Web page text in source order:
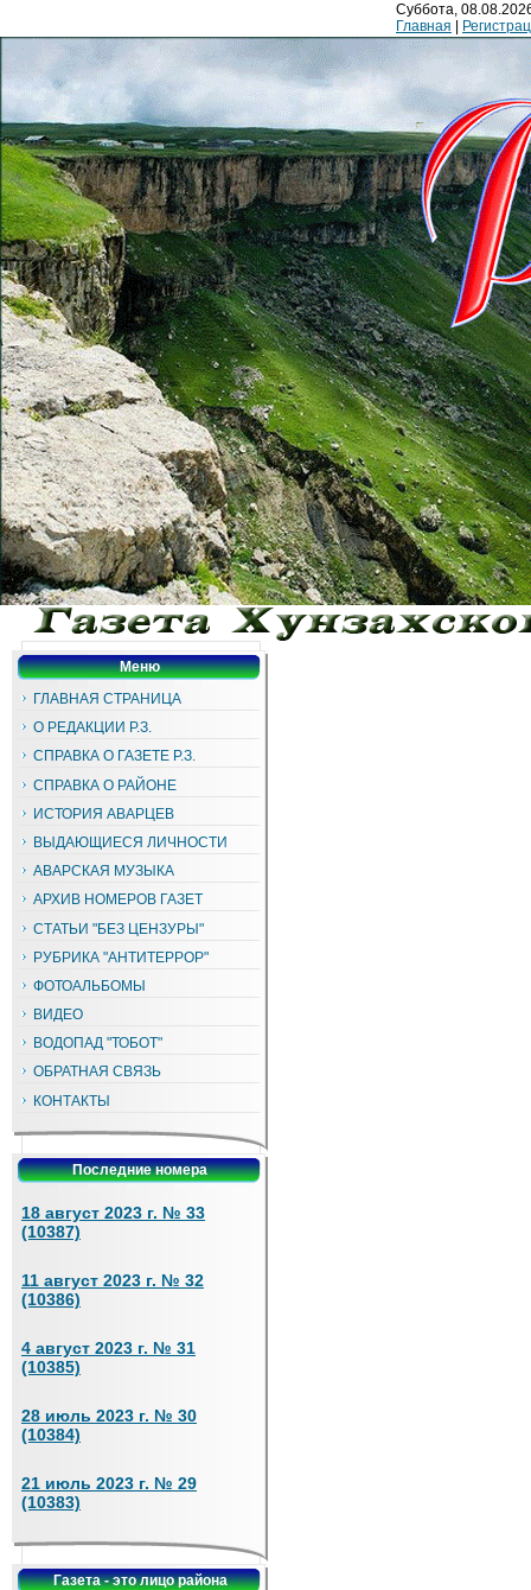
Суббота,
Главная
Меню
ГЛАВНАЯ СТРАНИЦА
О РЕДАКЦИИ Р.З.
СПРАВКА О ГАЗЕТЕ Р.З.
СПРАВКА О РАЙОНЕ
ИСТОРИЯ АВАРЦЕВ
ВЫДАЮЩИЕСЯ ЛИЧНОСТИ
АВАРСКАЯ МУЗЫКА
АРХИВ НОМЕРОВ ГАЗЕТ
СТАТЬИ "БЕЗ ЦЕНЗУРЫ"
РУБРИКА "АНТИТЕРРОР"
ФОТОАЛЬБОМЫ
ВИДЕО
ВОДОПАД "ТОБОТ"
ОБРАТНАЯ СВЯЗЬ
КОНТАКТЫ
Последние номера
18 август 2023 г. № 33
(10387)
11 август 2023 г. № 32
(10386)
4 август 2023 г. № 31
(10385)
28 июль 2023 г. № 30
(10384)
21 июль 2023 г. № 29
(10383)
Газета - это лицо района